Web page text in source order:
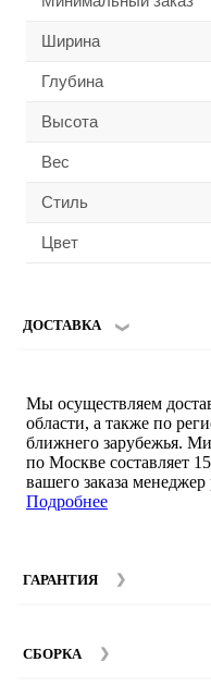
Ширина
Глубина
Высота
Вес
Стиль
Цвет
ДОСТАВКА
Мы осуществляем
области, а также по
ближнего зарубежья.
по Москве составляет
вашего заказа
Подробнее
ГАРАНТИЯ
составляет 12 месяцев
СБОРКА